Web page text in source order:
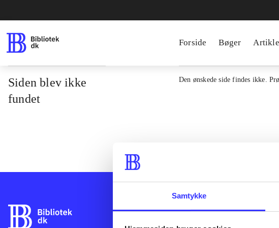
Samtykke
Forside Bøger
Siden blev ikke
fundet
Den ønskede side findes ikke.
Bibliotek.dk er en samlet